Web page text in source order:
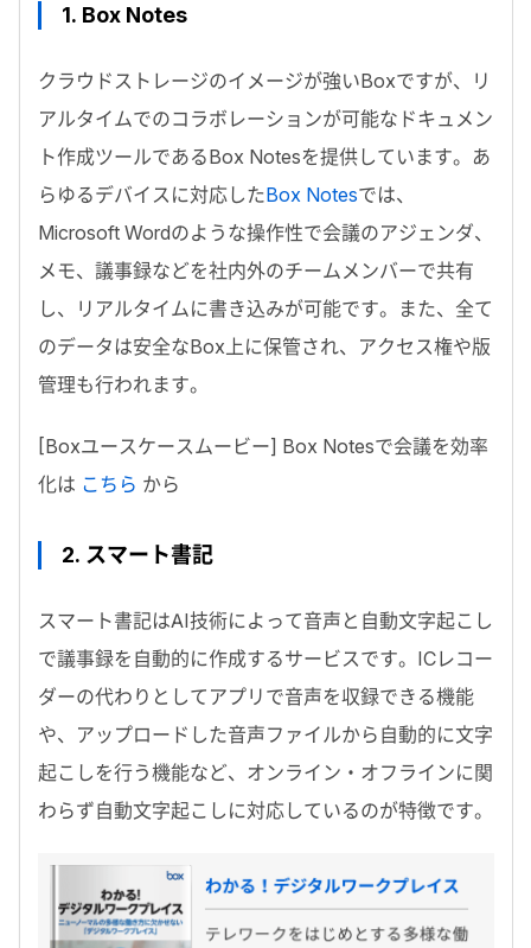
1. Box Notes
クラウドストレージのイメージが強いBoxですが、リ
アルタイムでのコラボレーションが可能なドキュメン
ト作成ツールであるBox Notesを提供しています。あ
らゆるデバイスに対応したBox Notesでは、
Microsoft Wordのような操作性で会議のアジェンダ、
メモ、議事録などを社内外のチームメンバーで共有
し、リアルタイムに書き込みが可能です。また、全て
のデータは安全なBox上に保管され、アクセス権や版
管理も行われます。
[Boxユースケースムービー] Box Notesで会議を効率
化は こちら から
2. スマート書記
スマート書記はAI技術によって音声と自動文字起こし
で議事録を自動的に作成するサービスです。ICレコー
ダーの代わりとしてアプリで音声を収録できる機能
や、アップロードした音声ファイルから自動的に文字
起こしを行う機能など、オンライン・オフラインに関
わらず自動文字起こしに対応しているのが特徴です。